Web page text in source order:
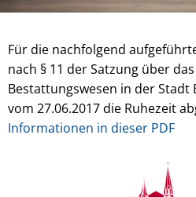
Für die nachfolgend
nach § 11 der Satzung über
Bestattungswesen in der Stadt
vom 27.06.2017 die Ruhezeit
Informationen in dieser PDF